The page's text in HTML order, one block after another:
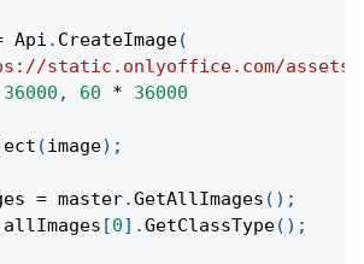
Api . CreateImage(
static.onlyoffice.com/assets/
36000 , 60 *
36000
(image) ;
= master.GetAllImages ( ) ;
allImages [0] .GetClassType( ) ;